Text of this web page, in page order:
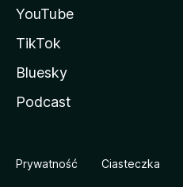
YouTube
TikTok
Bluesky
Podcast
Prywatność Ciasteczka